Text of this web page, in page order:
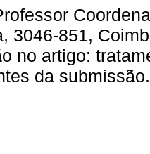
3046-851,
no artigo:
da submissão.